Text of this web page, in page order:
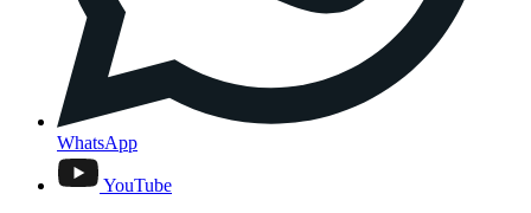
WhatsApp
YouTube